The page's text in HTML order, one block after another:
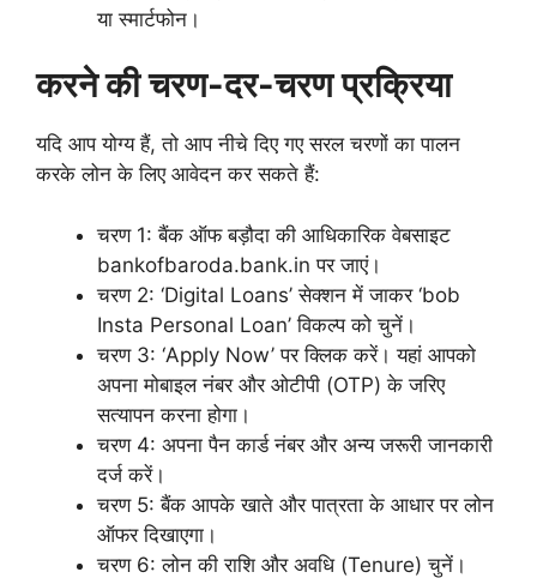
या स्मार्टफोन।
करने की चरण-दर-चरण प्रक्रिया
यदि आप योग्य हैं, तो आप नीचे दिए गए सरल चरणों का पालन
करके लोन के लिए आवेदन कर सकते हैं:
चरण 1: बैंक ऑफ बड़ौदा की आधिकारिक वेबसाइट
bankofbaroda.bank.in पर जाएं।
चरण 2: ‘Digital Loans’ सेक्शन में जाकर ‘bob
Insta Personal Loan’ विकल्प को चुनें।
चरण 3: ‘Apply Now’ पर क्लिक करें। यहां आपको
अपना मोबाइल नंबर और ओटीपी (OTP) के जरिए
सत्यापन करना होगा।
चरण 4: अपना पैन कार्ड नंबर और अन्य जरूरी जानकारी
दर्ज करें।
चरण 5: बैंक आपके खाते और पात्रता के आधार पर लोन
ऑफर दिखाएगा।
चरण 6: लोन की राशि और अवधि (Tenure) चुनें।